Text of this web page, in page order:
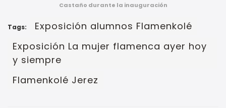
Castaño durante la inauguración
Tags:
Exposición alumnos Flamenkolé
Exposición La mujer flamenca ayer hoy
y siempre
Flamenkolé Jerez